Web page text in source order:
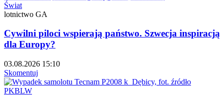
Świat
lotnictwo GA
Cywilni piloci wspierają państwo. Szwecja inspiracją
dla Europy?
03.08.2026 15:10
Skomentuj